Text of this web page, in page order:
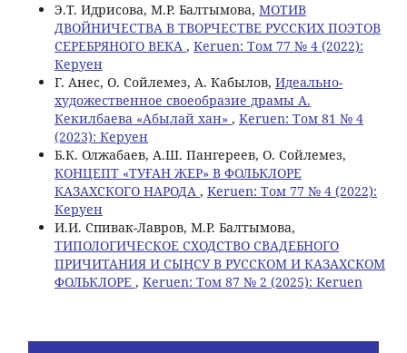
Э.Т. Идрисова, М.Р. Балтымова, МОТИВ
ДВОЙНИЧЕСТВА В ТВОРЧЕСТВЕ РУССКИХ ПОЭТОВ
СЕРЕБРЯНОГО ВЕКА , Keruen: Том 77 № 4 (2022):
Керуен
Г. Анес, О. Сойлемез, А. Кабылов, Идеально-
художественное своеобразие драмы А.
Кекилбаева «Абылай хан» , Keruen: Том 81 № 4
(2023): Керуен
Б.К. Олжабаев, А.Ш. Пангереев, О. Сойлемез,
КОНЦЕПТ «ТУҒАН ЖЕР» В ФОЛЬКЛОРЕ
КАЗАХСКОГО НАРОДА , Keruen: Том 77 № 4 (2022):
Керуен
И.И. Спивак-Лавров, М.Р. Балтымова,
ТИПОЛОГИЧЕСКОЕ СХОДСТВО СВАДЕБНОГО
ПРИЧИТАНИЯ И СЫҢСУ В РУССКОМ И КАЗАХСКОМ
ФОЛЬКЛОРЕ , Keruen: Том 87 № 2 (2025): Keruen